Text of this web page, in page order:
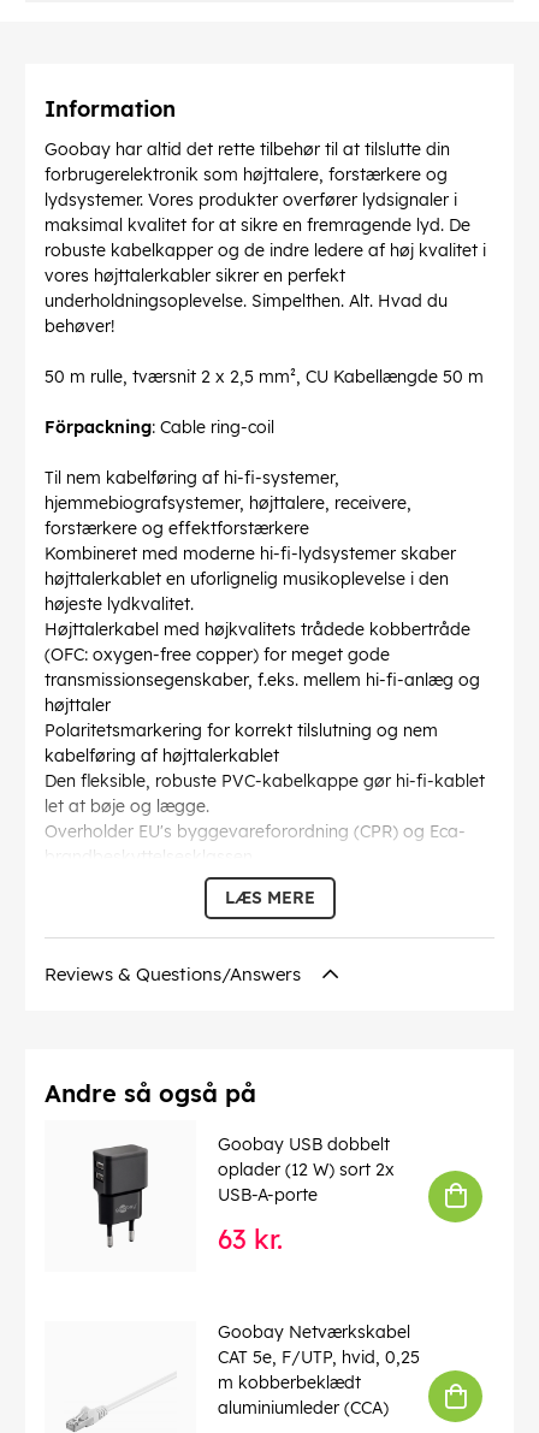
Information
Goobay har altid det rette tilbehør til at tilslutte din
forbrugerelektronik som højttalere, forstærkere og
lydsystemer. Vores produkter overfører lydsignaler i
maksimal kvalitet for at sikre en fremragende lyd. De
robuste kabelkapper og de indre ledere af høj kvalitet i
vores højttalerkabler sikrer en perfekt
underholdningsoplevelse. Simpelthen. Alt. Hvad du
behøver!
50 m rulle, tværsnit 2 x 2,5 mm², CU Kabellængde 50 m
Förpackning: Cable ring-coil
Til nem kabelføring af hi-fi-systemer,
hjemmebiografsystemer, højttalere, receivere,
forstærkere og effektforstærkere
Kombineret med moderne hi-fi-lydsystemer skaber
højttalerkablet en uforlignelig musikoplevelse i den
højeste lydkvalitet.
Højttalerkabel med højkvalitets trådede kobbertråde
(OFC: oxygen-free copper) for meget gode
transmissionsegenskaber, f.eks. mellem hi-fi-anlæg og
højttaler
Polaritetsmarkering for korrekt tilslutning og nem
kabelføring af højttalerkablet
Den fleksible, robuste PVC-kabelkappe gør hi-fi-kablet
let at bøje og lægge.
Overholder EU's byggevareforordning (CPR) og Eca-
brandbeskyttelsesklassen
Goobay hi-fi højttalerkablet, der leveres i metermål,
kan du selv sammensætte det til den pågældende
anvendelse.
Inderleder tværsnit: 2.5 mm²
Farve: hvid
Forbrug enhed: 1 stk. kabelring
: Eca
Kabellængde
4040849151088
LÆS MERE
Reviews & Questions/Answers
Andre så også på
Goobay USB dobbelt
oplader (12 W) sort 2x
USB-A-porte
63 kr.
Goobay Netværkskabel
CAT 5e, F/UTP, hvid, 0,25
m kobberbeklædt
aluminiumleder (CCA)